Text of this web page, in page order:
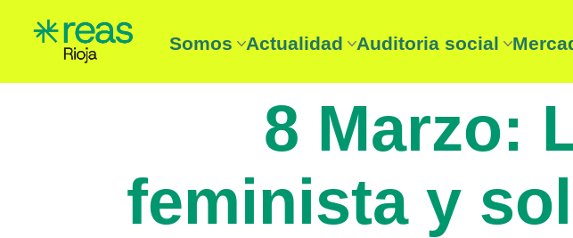
Somos
REAS Rioja
¿Que es la Economía solidaria?
Actualidad
Noticias
Agenda
Auditoria social
Auditoria social
8 Marzo:
feminista y